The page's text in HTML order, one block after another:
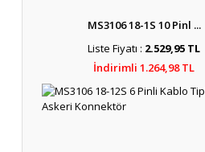
MS3106 18-1S 10 Pinl ...
Liste Fiyatı : 2.529,95 TL
İndirimli 1.264,98 TL